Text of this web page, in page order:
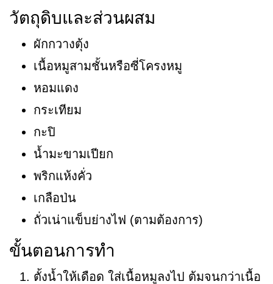
วัตถุดิบและส่วนผสม
ผักกวางตุ้ง
เนื้อหมูสามชั้นหรือซี่โครงหมู
หอมแดง
กระเทียม
กะปิ
น้ำมะขามเปียก
พริกแห้งคั่ว
เกลือป่น
ถั่วเน่าแข็บย่างไฟ (ตามต้องการ)
ขั้นตอนการทำ
ตั้งน้ำให้เดือด ใส่เนื้อหมูลงไป ต้มจนกว่าเนื้อ